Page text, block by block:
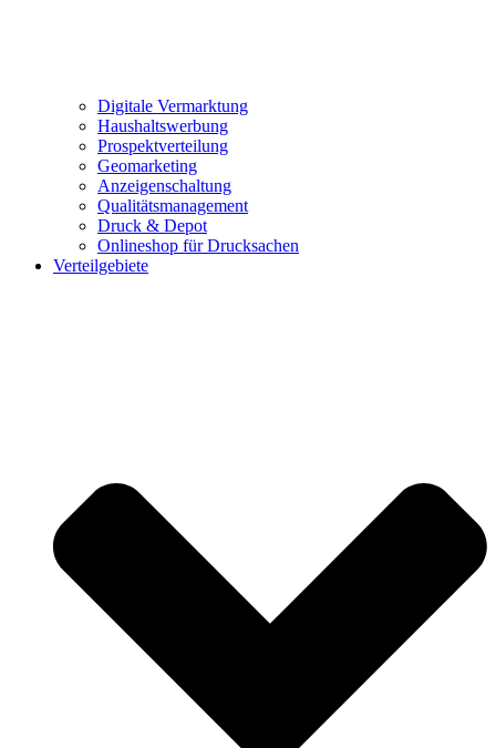
Digitale Vermarktung
Haushaltswerbung
Prospektverteilung
Geomarketing
Anzeigenschaltung
Qualitätsmanagement
Druck & Depot
Onlineshop für Drucksachen
Verteilgebiete